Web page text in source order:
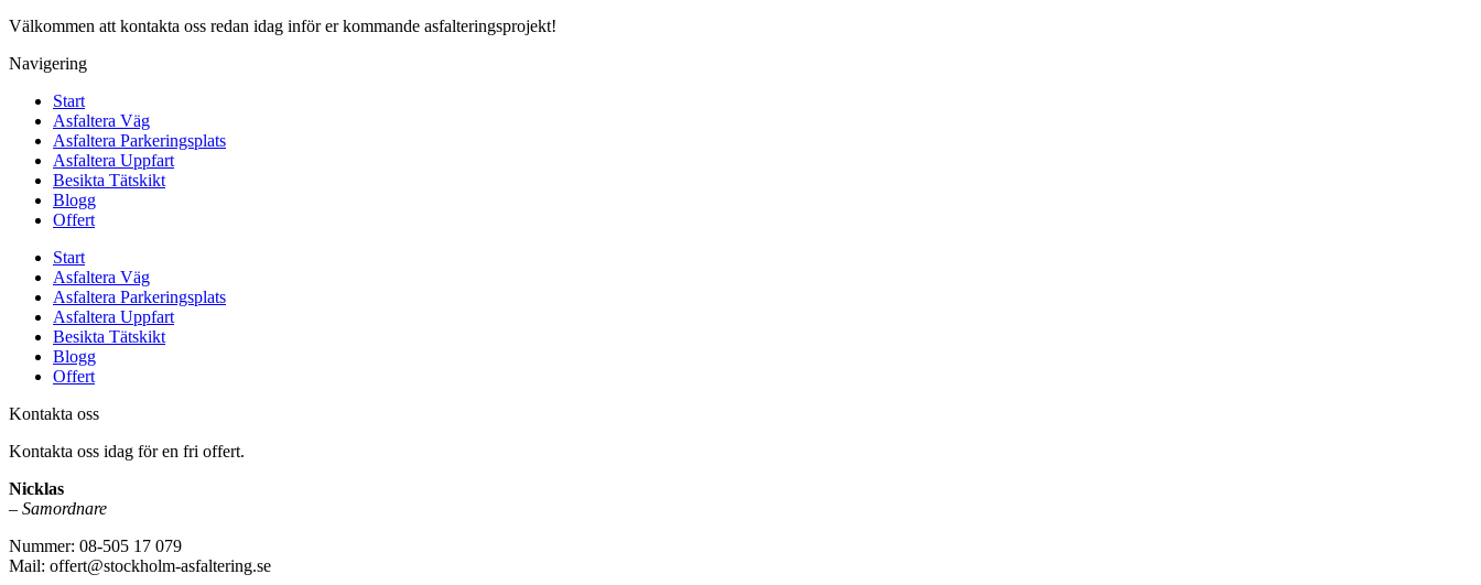
Välkommen att kontakta oss redan idag inför er kommande asfalteringsprojekt!
Navigering
Start
Asfaltera Väg
Asfaltera Parkeringsplats
Asfaltera Uppfart
Besikta Tätskikt
Blogg
Offert
Start
Asfaltera Väg
Asfaltera Parkeringsplats
Asfaltera Uppfart
Besikta Tätskikt
Blogg
Offert
Kontakta oss
Kontakta oss idag för en fri offert.
Nicklas
– Samordnare
Nummer: 08-505 17 079
Mail: offert@stockholm-asfaltering.se